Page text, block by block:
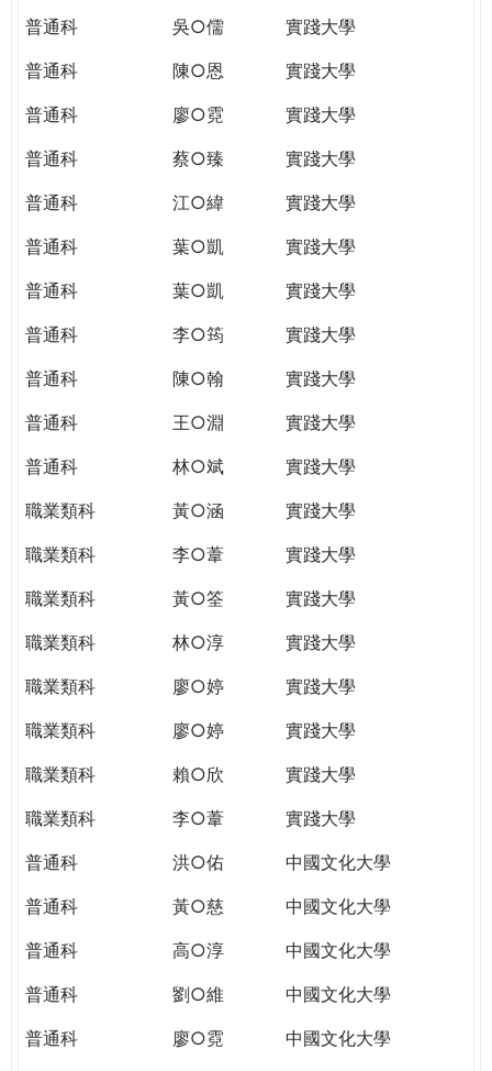
普通科
吳○儒
實踐大學
普通科
陳○恩
實踐大學
普通科
廖○霓
實踐大學
普通科
蔡○臻
實踐大學
普通科
江○緯
實踐大學
普通科
葉○凱
實踐大學
普通科
葉○凱
實踐大學
普通科
李○筠
實踐大學
普通科
陳○翰
實踐大學
普通科
王○淵
實踐大學
普通科
林○斌
實踐大學
職業類科
黃○涵
實踐大學
職業類科
李○葦
實踐大學
職業類科
黃○筌
實踐大學
職業類科
林○淳
實踐大學
職業類科
廖○婷
實踐大學
職業類科
廖○婷
實踐大學
職業類科
賴○欣
實踐大學
職業類科
李○葦
實踐大學
普通科
洪○佑
中國文化大學
普通科
黃○慈
中國文化大學
普通科
高○淳
中國文化大學
普通科
劉○維
中國文化大學
普通科
廖○霓
中國文化大學